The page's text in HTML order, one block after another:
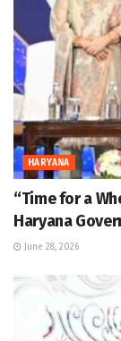
HARYANA
“Time for a
Haryana
June 28, 2026